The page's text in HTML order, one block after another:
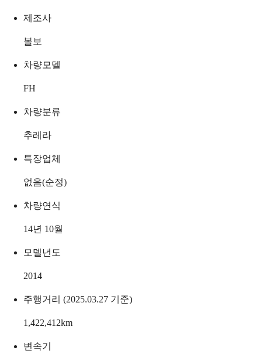
제조사
볼보
차량모델
FH
차량분류
추레라
특장업체
없음(순정)
차량연식
14년 10월
모델년도
2014
주행거리 (2025.03.27 기준)
1,422,412km
변속기